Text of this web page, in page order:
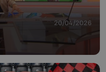
20/04/2026